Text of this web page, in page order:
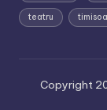
teatru
Copyright